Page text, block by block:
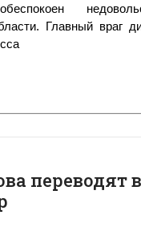
Главный враг
переводят в